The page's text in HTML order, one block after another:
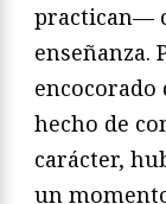
practican—
enseñanza.
hecho de
carácter,
un